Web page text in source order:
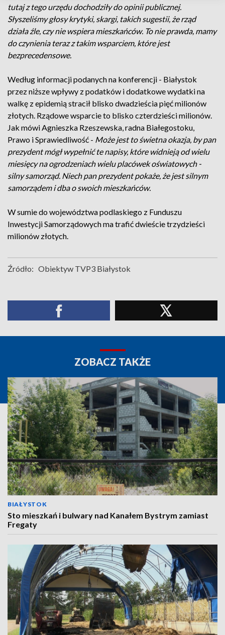
tutaj z tego urzędu dochodziły do opinii publicznej.
Słyszeliśmy głosy krytyki, skargi, takich sugestii, że rząd
działa źle, czy nie wspiera mieszkańców. To nie prawda, mamy
do czynienia teraz z takim wsparciem, które jest
bezprecedensowe.
Według informacji podanych na konferencji - Białystok
przez niższe wpływy z podatków i dodatkowe wydatki na
walkę z epidemią stracił blisko dwadzieścia pięć milionów
złotych. Rządowe wsparcie to blisko czterdzieści milionów.
Jak mówi Agnieszka Rzeszewska, radna Białegostoku,
Prawo i Sprawiedliwość - Może jest to świetna okazja, by pan
prezydent mógł wypełnić te napisy, które widnieją od wielu
miesięcy na ogrodzeniach wielu placówek oświatowych -
silny samorząd. Niech pan prezydent pokaże, że jest silnym
samorządem i dba o swoich mieszkańców.
W sumie do województwa podlaskiego z Funduszu
Inwestycji Samorządowych ma trafić dwieście trzydzieści
milionów złotych.
Źródło: Obiektyw TVP3 Białystok
ZOBACZ TAKŻE
BIAŁYSTOK
Sto mieszkań i bulwary nad Kanałem Bystrym zamiast
Fregaty